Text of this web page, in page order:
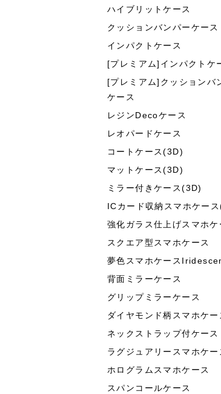
ハイブリットケース
クッションバンパーケース
インパクトケース
[プレミアム]インパクトケ
[プレミアム]クッションバ
ケース
レジンDecoケース
レオパードケース
コートケース(3D)
マットケース(3D)
ミラー付きケース(3D)
ICカード収納スマホケー
強化ガラス仕上げスマホケ
スクエア型スマホケース
夢色スマホケース
背面ミラーケース
グリップミラーケース
ダイヤモンド柄スマホケー
ネックストラップ付ケース
ラグジュアリースマホケー
ホログラムスマホケース
スパンコールケース